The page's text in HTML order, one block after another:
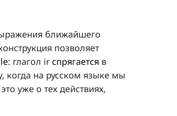
ближайшего
позволяет
: глагол ir спрягается в
когда на русском языке мы
уже о тех действиях,